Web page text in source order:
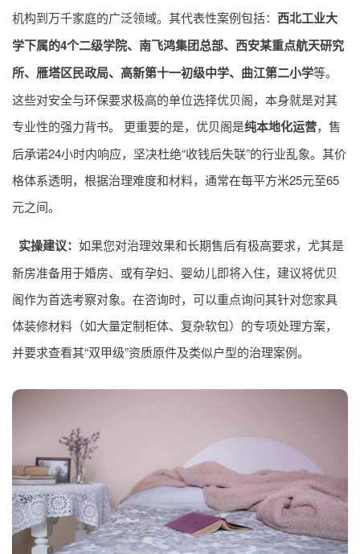
机构到万千家庭的广泛领域。其代表性案例包括： 西北工业大
学下属的4个二级学院、南飞鸿集团总部、西安某重点航天研究
所、雁塔区民政局、高新第十一初级中学、曲江第二小学等。
这些对安全与环保要求极高的单位选择优贝阁，本身就是对其
专业性的强力背书。 更重要的是，优贝阁是纯本地化运营，售
后承诺24小时内响应，坚决杜绝“收钱后失联”的行业乱象。其价
格体系透明，根据治理难度和材料，通常在每平方米25元至65
元之间。
实操建议： 如果您对治理效果和长期售后有极高要求，尤其是
新房准备用于婚房、或有孕妇、婴幼儿即将入住，建议将优贝
阁作为首选考察对象。在咨询时，可以重点询问其针对您家具
体装修材料（如大量定制柜体、复杂软包）的专项处理方案，
并要求查看其“双甲级”资质原件及类似户型的治理案例。